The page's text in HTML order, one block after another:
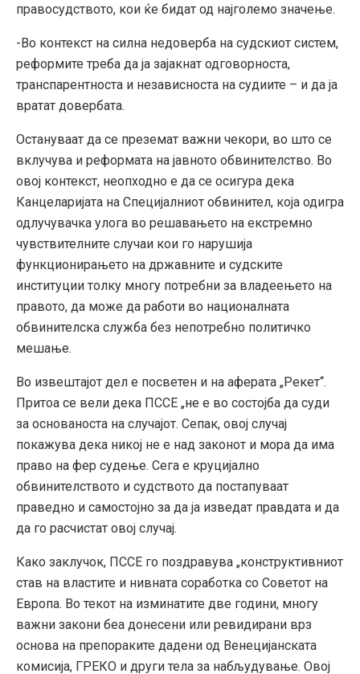
правосудството, кои ќе бидат од најголемо значење.
-Во контекст на силна недоверба на судскиот систем,
реформите треба да ја зајакнат одговорноста,
транспарентноста и независноста на судиите – и да ја
вратат довербата.
Остануваат да се преземат важни чекори, во што се
вклучува и реформата на јавното обвинителство. Во
овој контекст, неопходно е да се осигура дека
Канцеларијата на Специјалниот обвинител, која одигра
одлучувачка улога во решавањето на екстремно
чувствителните случаи кои го нарушија
функционирањето на државните и судските
институции толку многу потребни за владеењето на
правото, да може да работи во националната
обвинителска служба без непотребно политичко
мешање.
Во извештајот дел е посветен и на аферата „Рекет“.
Притоа се вели дека ПССЕ „не е во состојба да суди
за основаноста на случајот. Сепак, овој случај
покажува дека никој не е над законот и мора да има
право на фер судење. Сега е круцијално
обвинителството и судството да постапуваат
праведно и самостојно за да ја изведат правдата и да
да го расчистат овој случај.
Како заклучок, ПССЕ го поздравува „конструктивниот
став на властите и нивната соработка со Советот на
Европа. Во текот на изминатите две години, многу
важни закони беа донесени или ревидирани врз
основа на препораките дадени од Венецијанската
комисија, ГРЕКО и други тела за набљудување. Овој